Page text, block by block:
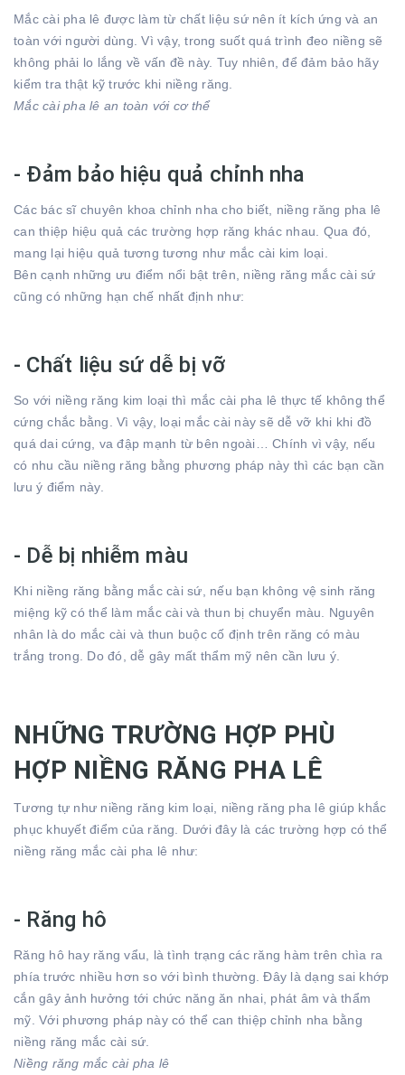
Mắc cài pha lê được làm từ chất liệu sứ nên ít kích ứng và an
toàn với người dùng. Vì vậy, trong suốt quá trình đeo niềng sẽ
không phải lo lắng về vấn đề này. Tuy nhiên, để đảm bảo hãy
kiểm tra thật kỹ trước khi niềng răng.
Mắc cài pha lê an toàn với cơ thể
- Đảm bảo hiệu quả chỉnh nha
Các bác sĩ chuyên khoa chỉnh nha cho biết, niềng răng pha lê
can thiệp hiệu quả các trường hợp răng khác nhau. Qua đó,
mang lại hiệu quả tương tương như mắc cài kim loại.
Bên cạnh những ưu điểm nổi bật trên, niềng răng mắc cài sứ
cũng có những hạn chế nhất định như:
- Chất liệu sứ dễ bị vỡ
So với niềng răng kim loại thì mắc cài pha lê thực tế không thể
cứng chắc bằng. Vì vậy, loại mắc cài này sẽ dễ vỡ khi khi đồ
quá dai cứng, va đập mạnh từ bên ngoài… Chính vì vậy, nếu
có nhu cầu niềng răng bằng phương pháp này thì các bạn cần
lưu ý điểm này.
- Dễ bị nhiễm màu
Khi niềng răng bằng mắc cài sứ, nếu bạn không vệ sinh răng
miệng kỹ có thể làm mắc cài và thun bị chuyển màu. Nguyên
nhân là do mắc cài và thun buộc cố định trên răng có màu
trắng trong. Do đó, dễ gây mất thẩm mỹ nên cần lưu ý.
NHỮNG TRƯỜNG HỢP PHÙ
HỢP NIỀNG RĂNG PHA LÊ
Tương tự như niềng răng kim loại, niềng răng pha lê giúp khắc
phục khuyết điểm của răng. Dưới đây là các trường hợp có thể
niềng răng mắc cài pha lê như:
- Răng hô
Răng hô hay răng vẩu, là tình trạng các răng hàm trên chìa ra
phía trước nhiều hơn so với bình thường. Đây là dạng sai khớp
cắn gây ảnh hưởng tới chức năng ăn nhai, phát âm và thẩm
mỹ. Với phương pháp này có thể can thiệp chỉnh nha bằng
niềng răng mắc cài sứ.
Niềng răng mắc cài pha lê